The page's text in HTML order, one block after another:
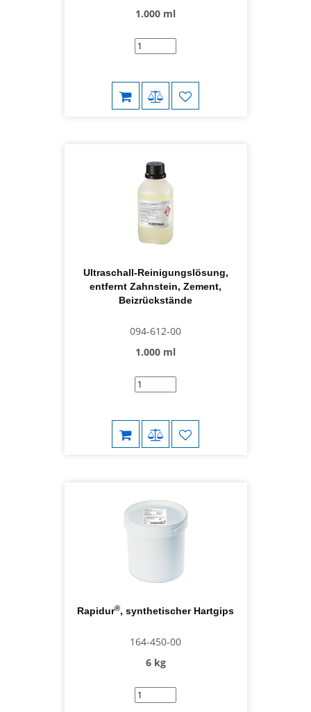
1.000 ml
Ultraschall-Reinigungslösung,
entfernt Zahnstein, Zement,
Beizrückstände
094-612-00
1.000 ml
Rapidur®, synthetischer Hartgips
164-450-00
6 kg